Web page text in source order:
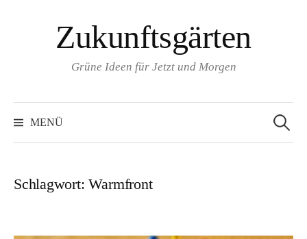
überspringenZukunftsgärten
Grüne Ideen für Jetzt und Morgen
MENÜ
nach:
Schlagwort:Warmfront